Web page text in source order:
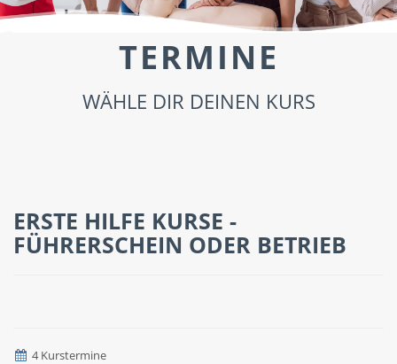
TERMINE
WÄHLE DIR DEINEN KURS
ERSTE HILFE KURSE -
FÜHRERSCHEIN ODER BETRIEB
4 Kurstermine